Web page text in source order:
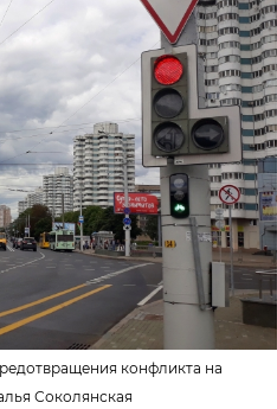
конфликта на
Соколянская